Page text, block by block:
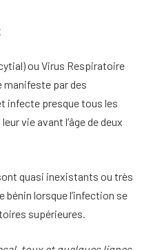
ou Virus Respiratoire
manifeste par des
infecte presque tous les
vie avant l’âge de deux
quasi inexistants ou très
bénin lorsque l’infection se
supérieures.